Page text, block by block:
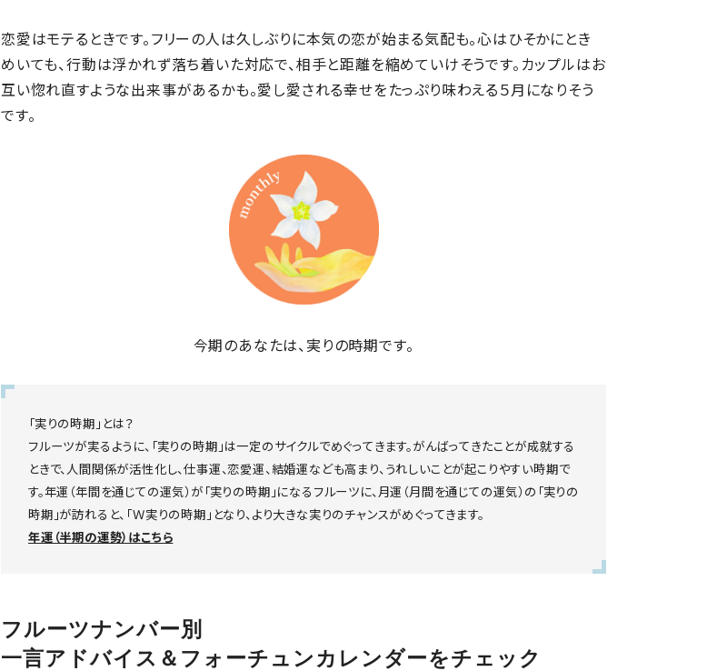
恋愛はモテるときです。フリーの人は久しぶりに本気の恋が始まる気配も。心はひそかにとき
めいても、行動は浮かれず落ち着いた対応で、相手と距離を縮めていけそうです。カップルはお
互い惚れ直すような出来事があるかも。愛し愛される幸せをたっぷり味わえる５月になりそう
です。
今期のあなたは、実りの時期です。
「実りの時期」とは？
フルーツが実るように、「実りの時期」は一定のサイクルでめぐってきます。がんばってきたことが成就する
ときで、人間関係が活性化し、仕事運、恋愛運、結婚運なども高まり、うれしいことが起こりやすい時期で
す。年運（年間を通じての運気）が「実りの時期」になるフルーツに、月運（月間を通じての運気）の「実りの
時期」が訪れると、「Ｗ実りの時期」となり、より大きな実りのチャンスがめぐってきます。
年運（半期の運勢）はこちら
フルーツナンバー別
一言アドバイス＆フォーチュンカレンダーをチェック